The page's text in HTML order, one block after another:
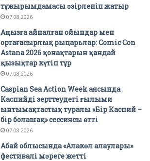
тұжырымдамасы әзірленіп жатыр
07.08.2026
Аңызға айналған ойындар мен
ортағасырлық рыцарьлар: Comic Con
Astana 2026 қонақтарын қандай
қызықтар күтіп тұр
07.08.2026
Caspian Sea Action Week аясында
Каспийді зерттеудегі ғылыми
ынтымақтастық туралы «Бір Каспий –
бір болашақ» сессиясы өтті
07.08.2026
Абай облысында «Алакөл алаулары»
фестивалі мәреге жетті